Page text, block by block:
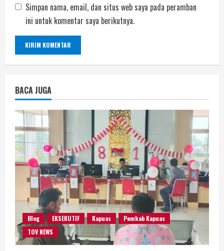
Simpan nama, email, dan situs web saya pada peramban
ini untuk komentar saya berikutnya.
BACA JUGA
Blog EKSEKUTIF Kapuas
Pemkab Kapuas
TOV NEWS